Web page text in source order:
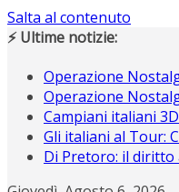
Salta al contenuto
⚡ Ultime notizie:
Operazione
Operazione
Campiani italiani
Gli italiani al Tour:
Di Pretoro: il diritto